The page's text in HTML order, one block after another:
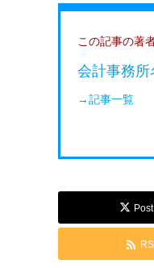
この記事の著
会計事務
→記事一覧
Post